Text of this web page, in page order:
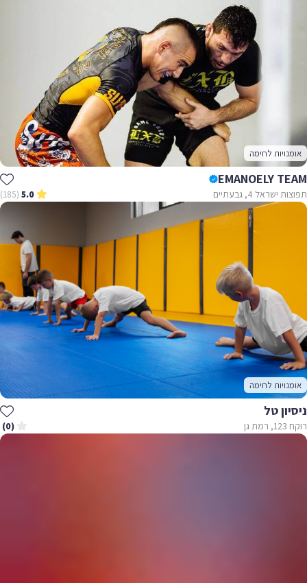
אומנויות לחימה
EMANOELY TEAM
תפוצות ישראל 4, גבעתיים 5.0
(185)
אומנויות לחימה
ניסיון טל
רוקח 123, רמת גן (0)